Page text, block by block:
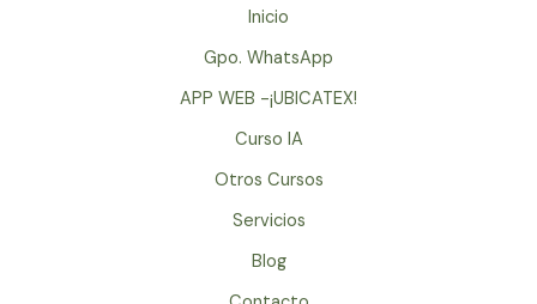
Inicio
Gpo. WhatsApp
APP WEB -¡UBICATEX!
Curso IA
Otros Cursos
Servicios
Blog